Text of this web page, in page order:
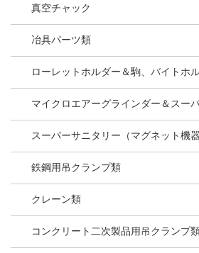
真空チャック
冶具パーツ類
ローレットホルダー＆駒、バイトホ
マイクロエアーグラインダー＆スー
スーパーサニタリー（マグネット機
鉄鋼用吊クランプ類
クレーン類
コンクリート二次製品用吊クランプ